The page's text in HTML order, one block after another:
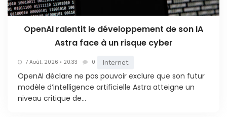
OpenAI ralentit le développement de son IA
Astra face à un risque cyber
7 Août. 2026 • 20:33 0 Internet
OpenAI déclare ne pas pouvoir exclure que son futur
modèle d’intelligence artificielle Astra atteigne un
niveau critique de...